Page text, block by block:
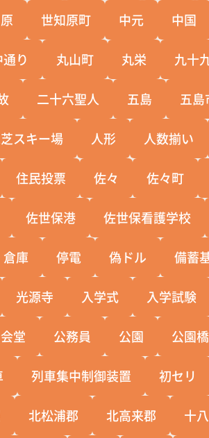
世知原町 中元 中国
通り 丸山町 丸栄 九十
二十六聖人 五島 五島
スキー場 人形 人数揃い
住民投票 佐々 佐々町
佐世保港 佐世保看護学校
倉庫 停電 偽ドル 備蓄
光源寺 入学式 入学試験
堂 公務員 公園 公園橋
列車集中制御装置 初セリ
北松浦郡 北高来郡 十八